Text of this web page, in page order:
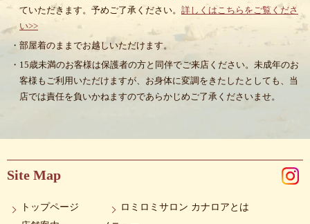
ていただきます。予めご了承ください。 詳しくはこちらをご覧くださ
い>>
・部屋着のままでお越しいただけます。
・15歳未満のお客様は保護者の方と同伴でご来店ください。未成年のお
客様もご利用いただけますが、お身体に変調をきたしたとしても、当
店では責任を負いかねますのであらかじめご了承くださいませ。
Site Map
トップページ
ロミロミサロン カナロアとは